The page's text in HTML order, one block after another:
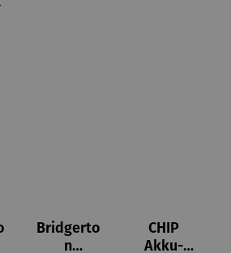
Bridgerto
n
CHIP
Akku-